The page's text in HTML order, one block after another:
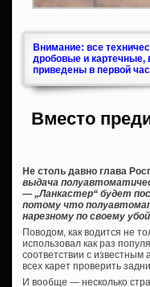
Внимание: все
дробовые и картечные,
приведены в первой
Вместо
Не столь давно глава
выдача
— „Ланкастер“ будет
потому что
нарезному по своему
Поводом, как водится не
использовал как раз
соответствии с известным
всех карет проверить
И вообще — несколько